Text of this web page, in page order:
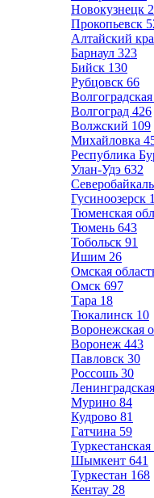
Новокузнецк
Прокопьевск
Алтайский
Барнаул 323
Бийск 130
Рубцовск 66
Волгоград 426
Волжский 109
Михайловка
Республика
Улан-Удэ 632
Гусиноозерск
Тюменская
Тюмень 643
Тобольск 91
Ишим 26
Омская
Омск 697
Тара 18
Тюкалинск 10
Воронежская
Воронеж 443
Павловск 30
Россошь 30
Мурино 84
Кудрово 81
Гатчина 59
Туркестанская
Шымкент 641
Туркестан 168
Кентау 28